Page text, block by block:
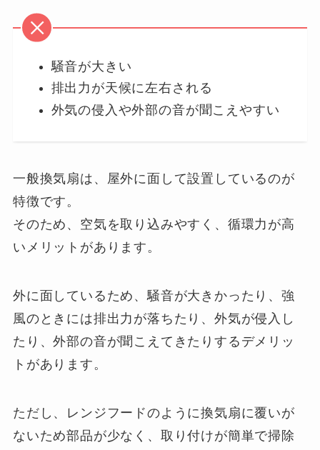
騒音が大きい
排出力が天候に左右される
外気の侵入や外部の音が聞こえやすい
一般換気扇は、屋外に面して設置しているのが
特徴です。
そのため、空気を取り込みやすく、循環力が高
いメリットがあります。
外に面しているため、騒音が大きかったり、強
風のときには排出力が落ちたり、外気が侵入し
たり、外部の音が聞こえてきたりするデメリッ
トがあります。
ただし、レンジフードのように換気扇に覆いが
ないため部品が少なく、取り付けが簡単で掃除